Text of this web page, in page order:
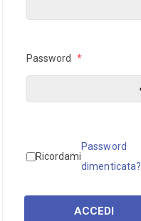
Password *
Ricordami
Password
dimenticata?
ACCEDI